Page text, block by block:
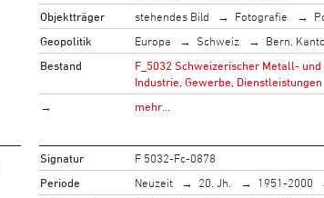
Objektträger
stehendes Bild Fotografie
Geopolitik
Europa Schweiz Bern,
Bestand
F_5032 Schweizerischer Metall-
Industrie, Gewerbe, Dienstleistungen
→
mehr…
Signatur
F 5032-Fc-0878
Periode
Neuzeit 20. Jh. 1951-2000